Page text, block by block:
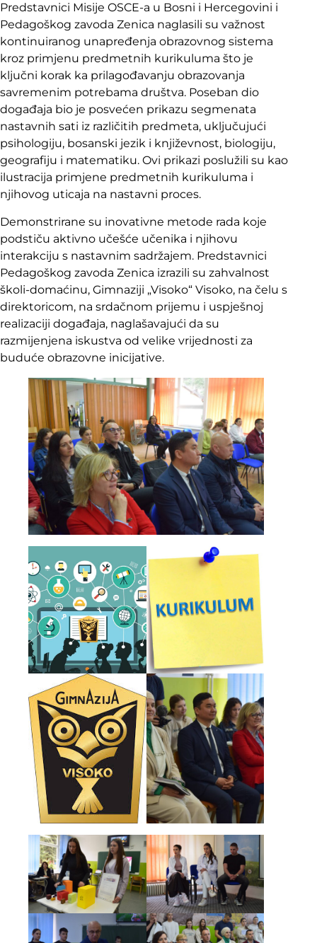
Predstavnici Misije OSCE-a u Bosni i Hercegovini i
Pedagoškog zavoda Zenica naglasili su važnost
kontinuiranog unapređenja obrazovnog sistema
kroz primjenu predmetnih kurikuluma što je
ključni korak ka prilagođavanju obrazovanja
savremenim potrebama društva. Poseban dio
događaja bio je posvećen prikazu segmenata
nastavnih sati iz različitih predmeta, uključujući
psihologiju, bosanski jezik i književnost, biologiju,
geografiju i matematiku. Ovi prikazi poslužili su kao
ilustracija primjene predmetnih kurikuluma i
njihovog uticaja na nastavni proces.
Demonstrirane su inovativne metode rada koje
podstiču aktivno učešće učenika i njihovu
interakciju s nastavnim sadržajem. Predstavnici
Pedagoškog zavoda Zenica izrazili su zahvalnost
školi-domaćinu, Gimnaziji „Visoko“ Visoko, na čelu s
direktoricom, na srdačnom prijemu i uspješnoj
realizaciji događaja, naglašavajući da su
razmijenjena iskustva od velike vrijednosti za
buduće obrazovne inicijative.